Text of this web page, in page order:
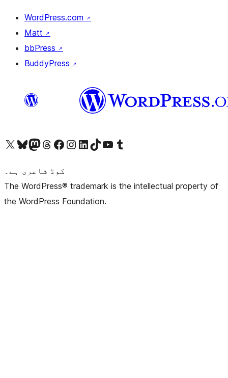
WordPress.com ↗
Matt ↗
bbPress ↗
BuddyPress ↗
Visit our X (formerly Twitter) account
ہمارے بلیواسکائی اکاؤنٹ پر جائیں
Visit our Mastodon account
ہمارے ٹھریڈز اکاؤنٹ پر جائیں
Visit our Facebook pageVisit our Instagram account
Visit our LinkedIn account
ہمارے ٹک ٹاک اکاؤنٹ پر جائیں
Visit our YouTube channel
ہمارے ٹمبلر اکاؤنٹ پر جائیں
کوڈ شاعری ہے۔
The WordPress® trademark is the intellectual property of
the WordPress Foundation.